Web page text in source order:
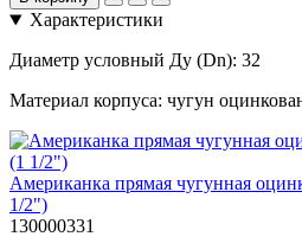
Характеристики
Диаметр условный Ду (Dn): 32
Материал корпуса: чугун
Американка прямая чугунная
1/2")
130000331